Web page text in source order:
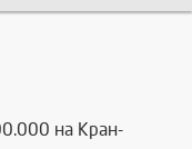
на Кран-